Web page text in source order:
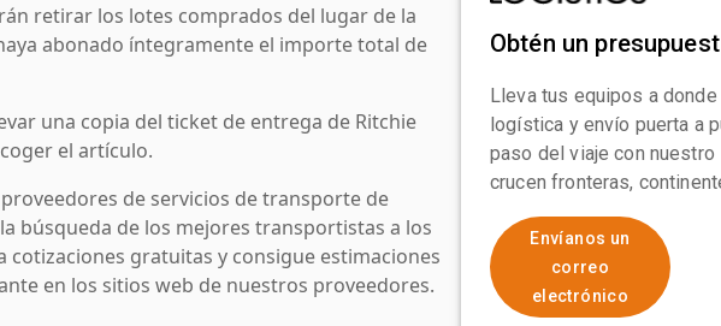
retirar los lotes comprados del lugar de la
abonado íntegramente el importe total de
una copia del ticket de entrega de Ritchie
el artículo.
de servicios de transporte de
búsqueda de los mejores transportistas a los
cotizaciones gratuitas y consigue estimaciones
en los sitios web de nuestros proveedores.
Obtén un
Lleva tus equipos a
logística y envío puerta a
paso del viaje con
crucen fronteras,
Envíanos un
correo
electrónico